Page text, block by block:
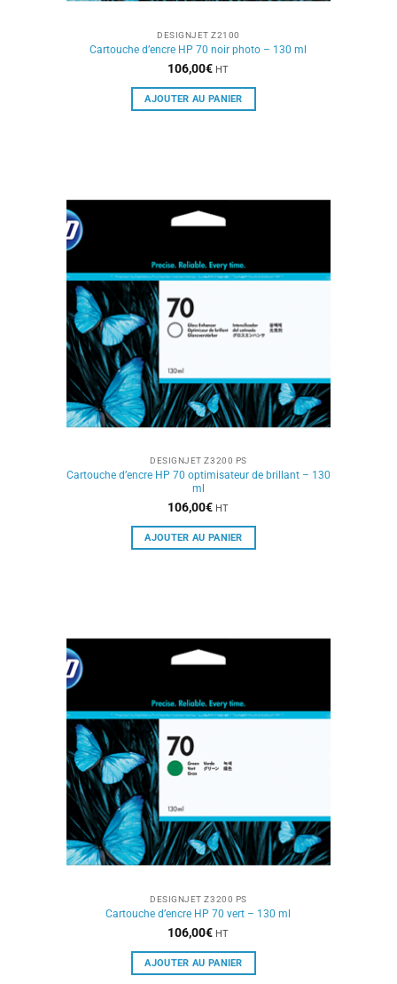
DESIGNJET Z2100
Cartouche d’encre HP 70 noir photo – 130 ml
106,00€ HT
AJOUTER AU PANIER
DESIGNJET Z3200 PS
Cartouche d’encre HP 70 optimisateur de brillant – 130
ml
106,00€ HT
AJOUTER AU PANIER
DESIGNJET Z3200 PS
Cartouche d’encre HP 70 vert – 130 ml
106,00€ HT
AJOUTER AU PANIER